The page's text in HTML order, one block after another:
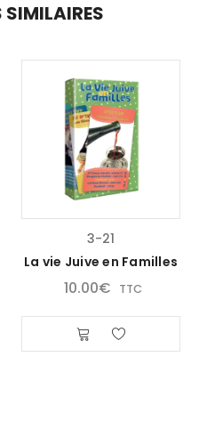
SIMILAIRES
3-21
La vie Juive en Familles
10.00€ TTC